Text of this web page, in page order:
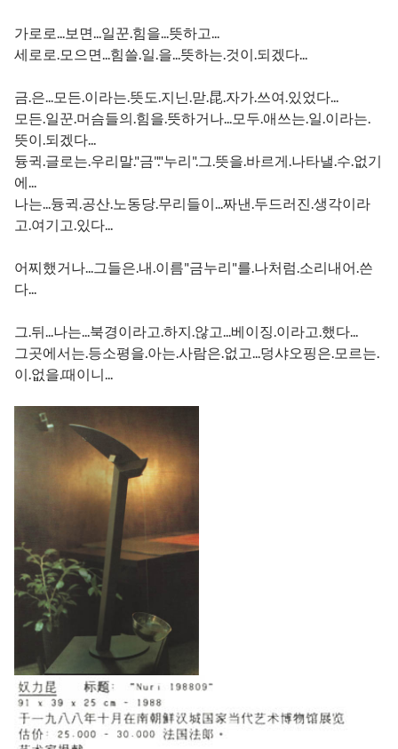
가로로...보면...일꾼.힘을...뜻하고...
세로로.모으면...힘쓸.일.을...뜻하는.것이.되겠다...
금.은...모든.이라는.뜻도.지닌.맏.昆.자가.쓰여.있었다...
모든.일꾼.머슴들의.힘을.뜻하거나...모두.애쓰는.일.이라는.
뜻이.되겠다...
듕귁.글로는.우리말."금"."누리".그.뜻을.바르게.나타낼.수.없기
에...
나는...듕귁.공산.노동당.무리들이...짜낸.두드러진.생각이라
고.여기고.있다...
어찌했거나...그들은.내.이름"금누리"를.나처럼.소리내어.쓴
다...
그.뒤...나는...북경이라고.하지.않고...베이징.이라고.했다...
그곳에서는.등소평을.아는.사람은.없고...덩샤오핑은.모르는.
이.없을.때이니...